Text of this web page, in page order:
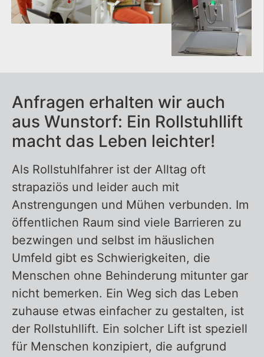
Hublift
Seniorenlift
Treppenaufzug
Treppenlift
Zurück zur Übersicht – Rollstuhllift
Anfragen erhalten wir auch
aus Wunstorf: Ein Rollstuhllift
macht das Leben leichter!
Als Rollstuhlfahrer ist der Alltag oft
strapaziös und leider auch mit
Anstrengungen und Mühen verbunden. Im
öffentlichen Raum sind viele Barrieren zu
bezwingen und selbst im häuslichen
Umfeld gibt es Schwierigkeiten, die
Menschen ohne Behinderung mitunter gar
nicht bemerken. Ein Weg sich das Leben
zuhause etwas einfacher zu gestalten, ist
der Rollstuhllift. Ein solcher Lift ist speziell
für Menschen konzipiert, die aufgrund